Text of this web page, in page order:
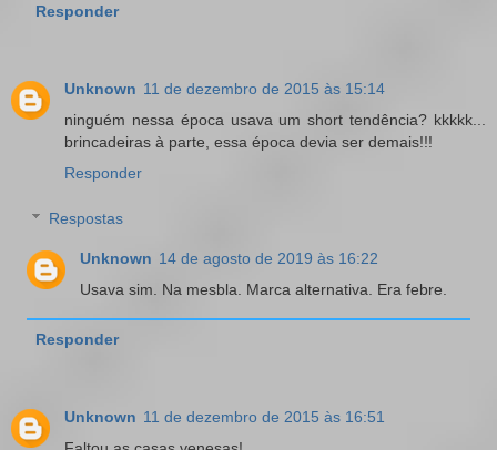
Responder
Unknown 11 de dezembro de 2015 às 15:14
ninguém nessa época usava um short tendência? kkkkk...
brincadeiras à parte, essa época devia ser demais!!!
Responder
Respostas
Unknown 14 de agosto de 2019 às 16:22
Usava sim. Na mesbla. Marca alternativa. Era febre.
Responder
Unknown 11 de dezembro de 2015 às 16:51